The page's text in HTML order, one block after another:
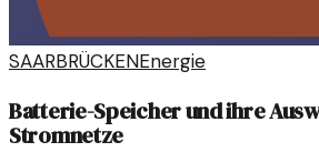
SAARBRÜCKENEnergie
Batterie-Speicher und ihre
Stromnetze